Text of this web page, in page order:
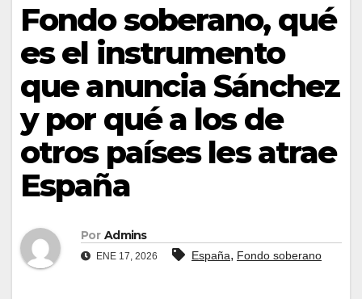
Fondo soberano, qué
es el instrumento
que anuncia Sánchez
y por qué a los de
otros países les atrae
España
Por Admins
ENE 17, 2026 España, Fondo soberano